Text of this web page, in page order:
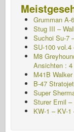
Grumman A-
Stug III –
Suchoi Su-7
SU-100 vol.4
M8
Ansichten : 4
M41B
B-47
Super
Sturer Emil
KW-1 – KV-